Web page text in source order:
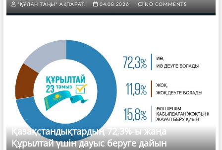
"ҚҰЛАН ТАҢЫ" АҚПАРАТ. 04.08.2026 NO COMMENTS
Қазақстандықтардың 72,3%-ы жаңа
Құрылтай үшін дауыс беруге дайын